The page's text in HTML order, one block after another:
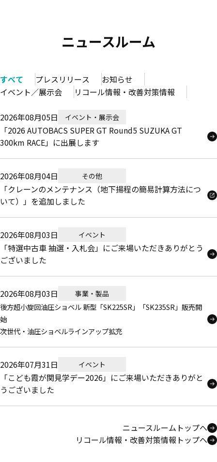
ニュースルーム
すべて プレスリリース
お知らせ
イベント／展示会
リコール情報・改善対策情報
2026年08月05日 イベント・展示会
「2026 AUTOBACS SUPER GT Round5 SUZUKA GT
300km RACE」に出展します
2026年08月04日 その他
「クレーンのメンテナンス（地下揚程の簡易計算方法につ
いて）」を追加しました
2026年08月03日 イベント
「特選中古車 抽選・入札会」にご来場いただきありがとう
ございました
2026年08月03日 事業・製品
後方超小旋回油圧ショベル 新型「SK225SR」「SK235SR」販売開
始
次世代・油圧ショベルラインアップ拡充
2026年07月31日 イベント
「こども霞が関見学デー2026」にご来場いただきありがと
うございました
ニュースルームトップへ
リコール情報・改善対策情報トップへ